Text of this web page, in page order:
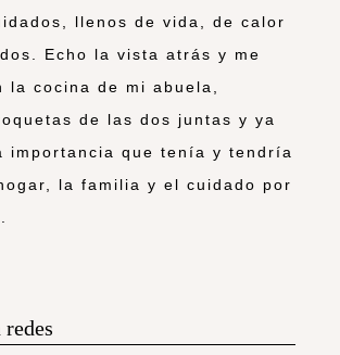
llenos de vida, de calor
Echo la vista atrás y me
la cocina de mi abuela,
de las dos juntas y ya
importancia que tenía y tendría
la familia y el cuidado por
redes